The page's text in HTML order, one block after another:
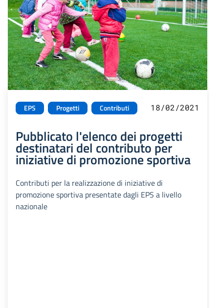
EPS Progetti Contributi 18/02/2021
Pubblicato l'elenco dei progetti
destinatari del contributo per
iniziative di promozione sportiva
Contributi per la realizzazione di iniziative di
promozione sportiva presentate dagli EPS a livello
nazionale